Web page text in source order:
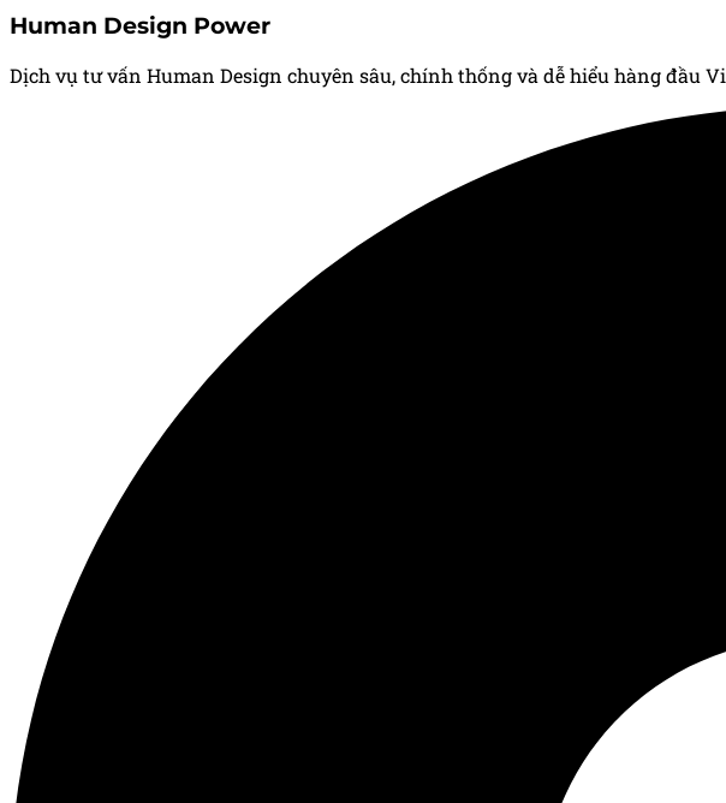
Human Design Power
Dịch vụ tư vấn Human Design chuyên sâu, chính thống và dễ hiểu hàng đầu